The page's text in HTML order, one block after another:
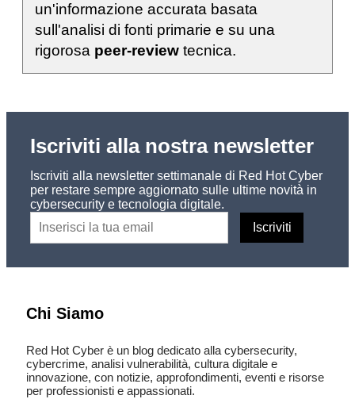
un'informazione accurata basata
sull'analisi di fonti primarie e su una
rigorosa peer-review tecnica.
Iscriviti alla nostra newsletter
Iscriviti alla newsletter settimanale di Red Hot Cyber
per restare sempre aggiornato sulle ultime novità in
cybersecurity e tecnologia digitale.
Chi Siamo
Red Hot Cyber è un blog dedicato alla cybersecurity,
cybercrime, analisi vulnerabilità, cultura digitale e
innovazione, con notizie, approfondimenti, eventi e risorse
per professionisti e appassionati.